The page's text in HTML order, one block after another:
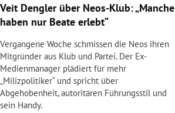
Veit Dengler über Neos-Klub: „Manche
haben nur Beate erlebt“
Vergangene Woche schmissen die Neos ihren
Mitgründer aus Klub und Partei. Der Ex-
Medienmanager plädiert für mehr
„Milizpolitiker“ und spricht über
Abgehobenheit, autoritären Führungsstil und
sein Handy.